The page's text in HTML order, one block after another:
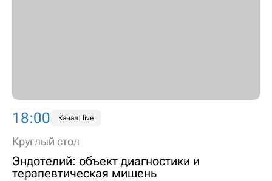
18:00 Канал: live
Круглый стол
Эндотелий: объект диагностики и
терапевтическая мишень